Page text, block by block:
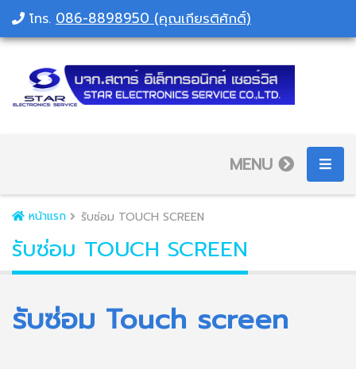
โทร. 086-8898950 (คุณเกียรติศักดิ์)
MENU
หน้าแรก รับซ่อม TOUCH SCREEN
รับซ่อม TOUCH SCREEN
รับซ่อม Touch screen